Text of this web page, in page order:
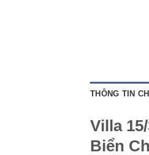
THÔNG TIN
Villa
Biển